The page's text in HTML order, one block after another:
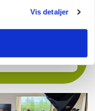
Vis detaljer
03. aug.